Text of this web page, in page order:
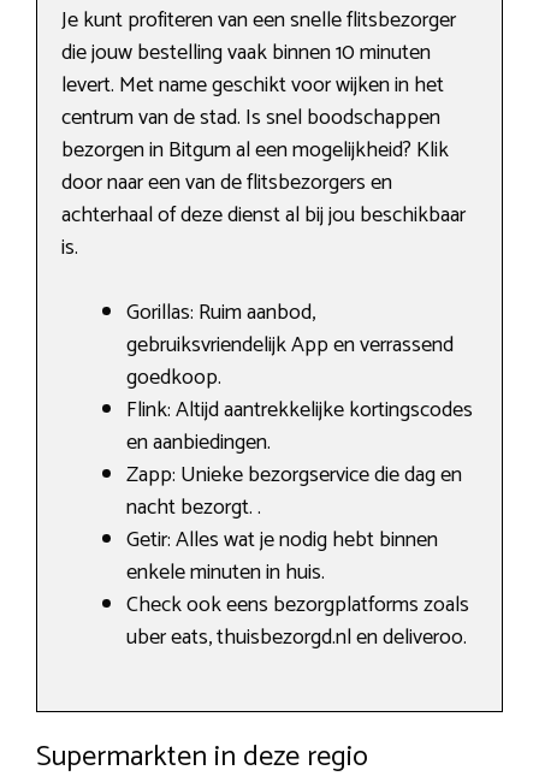
Je kunt profiteren van een snelle flitsbezorger
die jouw bestelling vaak binnen 10 minuten
levert. Met name geschikt voor wijken in het
centrum van de stad. Is snel boodschappen
bezorgen in Bitgum al een mogelijkheid? Klik
door naar een van de flitsbezorgers en
achterhaal of deze dienst al bij jou beschikbaar
is.
Gorillas: Ruim aanbod,
gebruiksvriendelijk App en verrassend
goedkoop.
Flink: Altijd aantrekkelijke kortingscodes
en aanbiedingen.
Zapp: Unieke bezorgservice die dag en
nacht bezorgt. .
Getir: Alles wat je nodig hebt binnen
enkele minuten in huis.
Check ook eens bezorgplatforms zoals
uber eats, thuisbezorgd.nl en deliveroo.
Supermarkten in deze regio